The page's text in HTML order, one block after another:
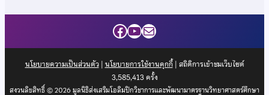
Facebook
YouTube
Mail
นโยบายความเป็นส่วนตัว| นโยบายการใช้งานคุกกี้| สถิติการเข้าชมเว็บไซต์
3,585,413ครั้ง
สงวนลิขสิทธิ์ © 2026 มูลนิธิส่งเสริมโอลิมปิกวิชาการและพัฒนามาตรฐานวิทยาศาสตร์ศึกษา